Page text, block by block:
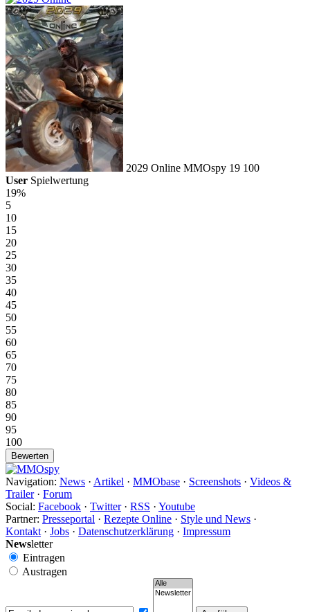
2029 Online MMOspy 19 100
User Spielwertung
19%
5
10
15
20
25
30
35
40
45
50
55
60
65
70
75
80
85
90
95
100
Navigation: News · Artikel · MMObase · Screenshots · Videos &
Trailer· Forum
Social: Facebook · Twitter· RSS · Youtube
Partner: Presseportal · Rezepte Online · Style und News ·
Kontakt · Jobs · Datenschutzerklärung · Impressum
Newsletter
Eintragen
Austragen